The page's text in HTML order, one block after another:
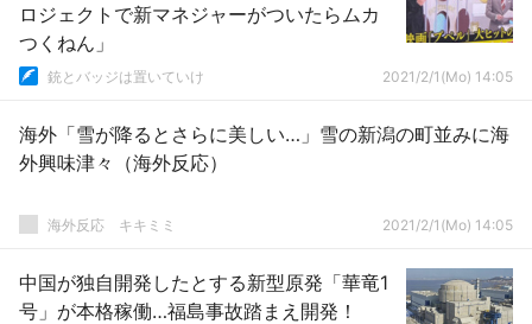
ロジェクトで新マネジャーがついたらムカ
つくねん」
銃とバッジは置いていけ 2021/2/1(Mo) 14:05
海外「雪が降るとさらに美しい…」雪の新潟の町並みに海
外興味津々（海外反応）
­海外反応 キキミミ 2021/2/1(Mo) 14:05
中国が独自開発したとする新型原発「華竜1
号」が本格稼働…福島事故踏まえ開発！